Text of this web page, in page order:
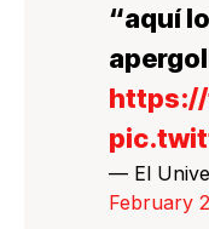
“aquí
https://
— El
February